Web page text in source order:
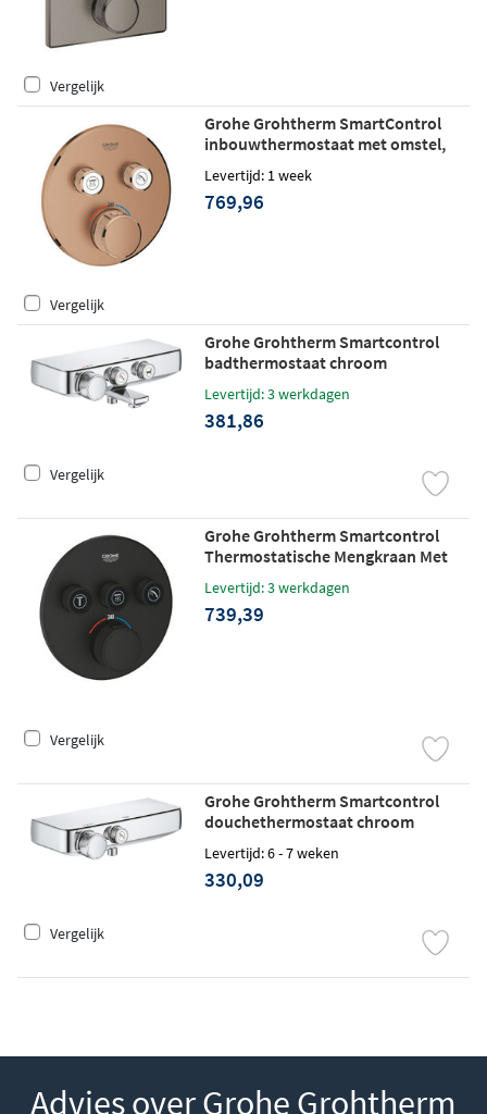
Vergelijk
Grohe Grohtherm SmartControl
inbouwthermostaat met omstel,
twee knoppen - Warm sunset
geborsteld
Levertijd: 1 week
769,96
Vergelijk
Grohe Grohtherm Smartcontrol
badthermostaat chroom
Levertijd: 3 werkdagen
381,86
Vergelijk
Grohe Grohtherm Smartcontrol
Thermostatische Mengkraan Met
Levertijd: 3 werkdagen
739,39
Vergelijk
Grohe Grohtherm Smartcontrol
douchethermostaat chroom
Levertijd: 6 - 7 weken
330,09
Vergelijk
Advies over Grohe Grohtherm